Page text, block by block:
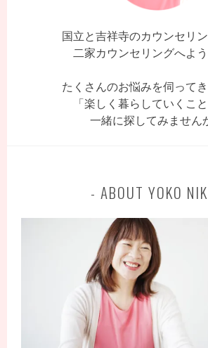
国立と吉祥寺のカウンセリ
二家カウンセリングへよう
たくさんのお悩みを伺ってき
「楽しく暮らしていくこと
一緒に探してみません
ABOUT YOKO